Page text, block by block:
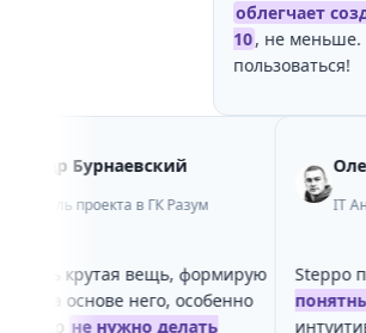
облегчает
, не меньше. В
пользоваться!
Александр Бурнаевский
Руководитель проекта в ГК Разум
– очень крутая вещь, формирую
на основе него, особенно
в том, чтоне нужно делать